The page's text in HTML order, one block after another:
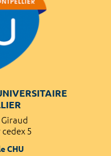
5
CHU